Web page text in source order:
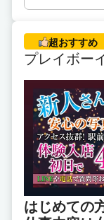
超おすすめ
プレイボー
はじめての